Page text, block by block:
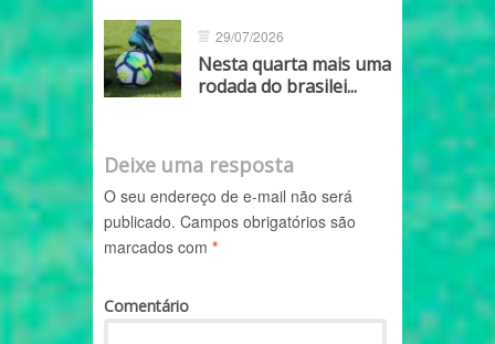
29/07/2026
Nesta quarta mais uma
rodada do brasilei...
Deixe uma resposta
O seu endereço de e-mail não será
publicado. Campos obrigatórios são
marcados com *
Comentário